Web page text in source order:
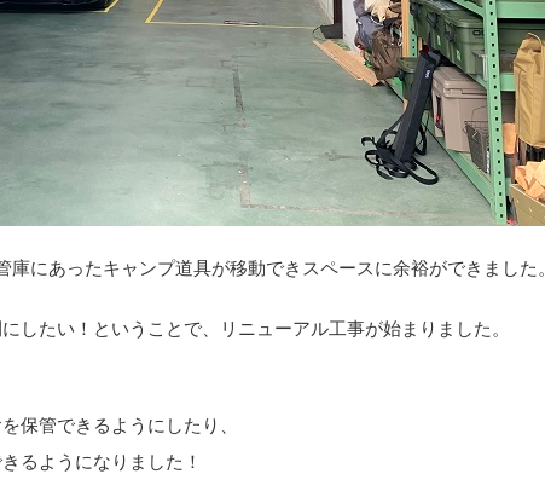
庫にあったキャンプ道具が移動できスペースに余裕ができました
したい！ということで、リニューアル工事が始まりました。
保管できるようにしたり、
るようになりました！